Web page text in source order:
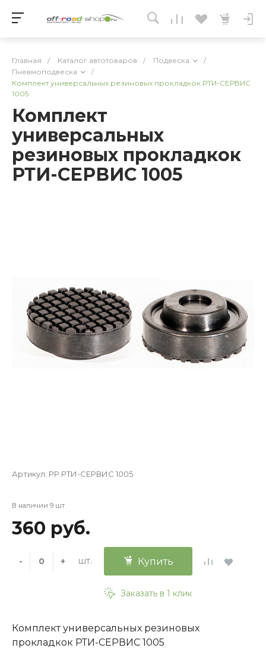
Главная / Каталог автотоваров / Подвеска
/
Пневмоподвеска
/
Комплект универсальных резиновых прокладкок РТИ-СЕРВИС
1005
Комплект
универсальных
резиновых прокладкок
РТИ-СЕРВИС 1005
Артикул: PP РТИ-СЕРВИС 1005
В наличии 9 шт
360 руб.
- + шт. Купить
Заказать в 1 клик
Комплект универсальных резиновых
прокладкок РТИ-СЕРВИС 1005